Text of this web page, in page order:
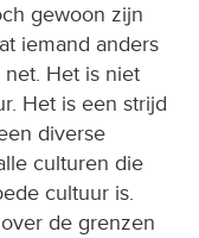
gewoon zijn
iemand anders
Het is niet
Het is een strijd
diverse
culturen die
cultuur is.
de grenzen